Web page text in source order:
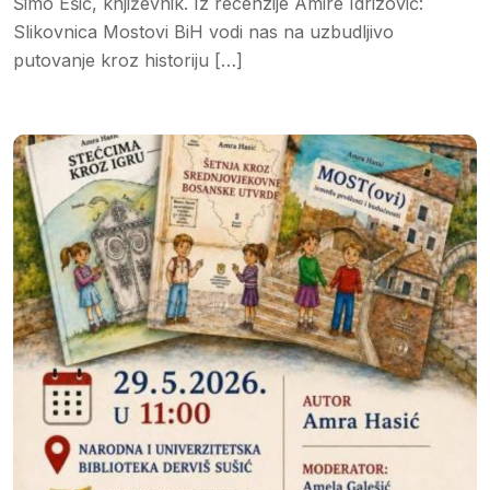
Slikovnica Mostovi BiH vodi nas na uzbudljivo
putovanje kroz historiju […]